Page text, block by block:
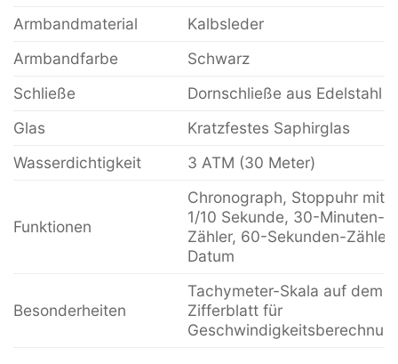
Armbandmaterial
Kalbsleder
Armbandfarbe
Schwarz
Schließe
Dornschließe aus Edelstahl
Glas
Kratzfestes Saphirglas
Wasserdichtigkeit
3 ATM (30 Meter)
Funktionen
Chronograph, Stoppuhr mit
1/10 Sekunde, 30-Minuten-
Zähler, 60-Sekunden-Zähler,
Datum
Besonderheiten
Tachymeter-Skala auf dem
Zifferblatt für